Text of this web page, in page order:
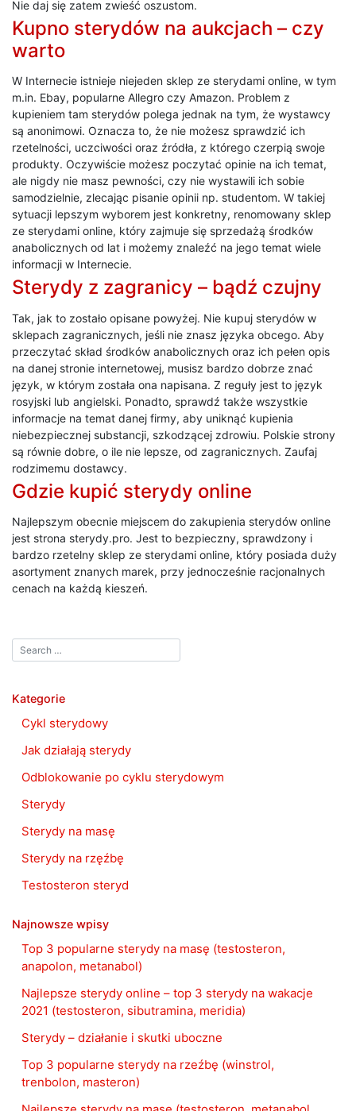
Nie daj się zatem zwieść oszustom.
Kupno sterydów na aukcjach – czy
warto
W Internecie istnieje niejeden sklep ze sterydami online, w tym
m.in. Ebay, popularne Allegro czy Amazon. Problem z
kupieniem tam sterydów polega jednak na tym, że wystawcy
są anonimowi. Oznacza to, że nie możesz sprawdzić ich
rzetelności, uczciwości oraz źródła, z którego czerpią swoje
produkty. Oczywiście możesz poczytać opinie na ich temat,
ale nigdy nie masz pewności, czy nie wystawili ich sobie
samodzielnie, zlecając pisanie opinii np. studentom. W takiej
sytuacji lepszym wyborem jest konkretny, renomowany sklep
ze sterydami online, który zajmuje się sprzedażą środków
anabolicznych od lat i możemy znaleźć na jego temat wiele
informacji w Internecie.
Sterydy z zagranicy – bądź czujny
Tak, jak to zostało opisane powyżej. Nie kupuj sterydów w
sklepach zagranicznych, jeśli nie znasz języka obcego. Aby
przeczytać skład środków anabolicznych oraz ich pełen opis
na danej stronie internetowej, musisz bardzo dobrze znać
język, w którym została ona napisana. Z reguły jest to język
rosyjski lub angielski. Ponadto, sprawdź także wszystkie
informacje na temat danej firmy, aby uniknąć kupienia
niebezpiecznej substancji, szkodzącej zdrowiu. Polskie strony
są równie dobre, o ile nie lepsze, od zagranicznych. Zaufaj
rodzimemu dostawcy.
Gdzie kupić sterydy online
Najlepszym obecnie miejscem do zakupienia sterydów online
jest strona sterydy.pro. Jest to bezpieczny, sprawdzony i
bardzo rzetelny sklep ze sterydami online, który posiada duży
asortyment znanych marek, przy jednocześnie racjonalnych
cenach na każdą kieszeń.
Kategorie
Cykl sterydowy
Jak działają sterydy
Odblokowanie po cyklu sterydowym
Sterydy
Sterydy na masę
Sterydy na rzęźbę
Testosteron steryd
Najnowsze wpisy
Top 3 popularne sterydy na masę (testosteron,
anapolon, metanabol)
Najlepsze sterydy online – top 3 sterydy na wakacje
2021 (testosteron, sibutramina, meridia)
Sterydy – działanie i skutki uboczne
Top 3 popularne sterydy na rzeźbę (winstrol,
trenbolon, masteron)